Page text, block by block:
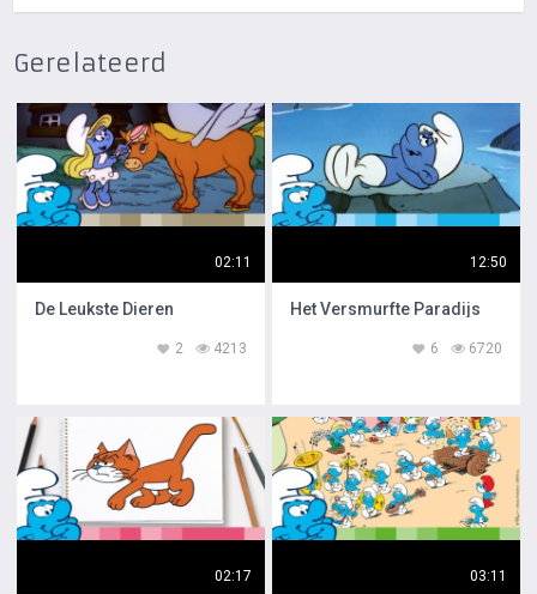
Gerelateerd
02:11
De Leukste Dieren
4213
2
12:50
Het Versmurfte Paradijs
6720
6
02:17 03:11